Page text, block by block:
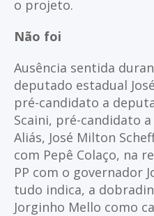
o projeto.
Não foi
Ausência sentida
deputado estadual
pré-candidato a
Scaini, pré-candidato
Aliás, José Milton
com Pepê Colaço, na
PP com o governador
tudo indica, a
Jorginho Mello como